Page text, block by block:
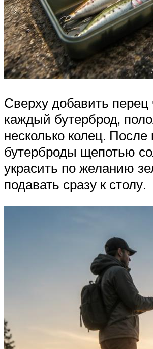
Сверху добавить перец
каждый бутерброд,
несколько колец. После
бутерброды щепотью
украсить по желанию
подавать сразу к столу.